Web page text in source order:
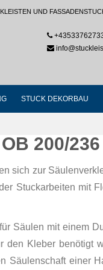
UND
STUCK DEKORBAU
200/236
sich zur
Stuckarbeiten mit
Säulen mit einem
Kleber benötigt
Säulenschaft einer